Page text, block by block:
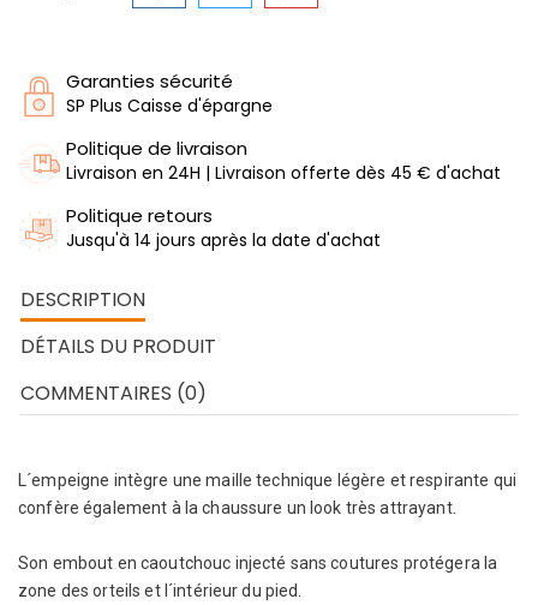
Garanties sécurité
SP Plus Caisse d'épargne
Politique de livraison
Livraison en 24H | Livraison offerte dès 45 € d'achat
Politique retours
Jusqu'à 14 jours après la date d'achat
DESCRIPTION
DÉTAILS DU PRODUIT
COMMENTAIRES (0)
L´empeigne intègre une maille technique légère et respirante qui
confère également à la chaussure un look très attrayant.
Son embout en caoutchouc injecté sans coutures protégera la
zone des orteils et l´intérieur du pied.